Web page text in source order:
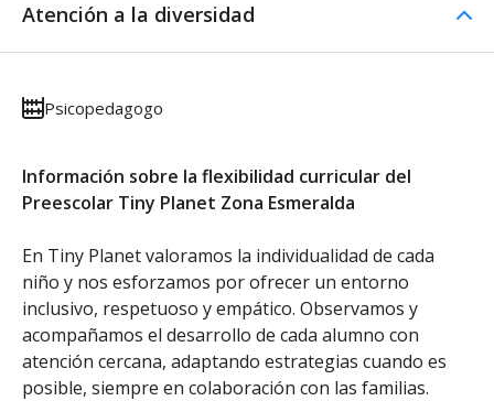
Atención a la diversidad
Psicopedagogo
Información sobre la flexibilidad curricular del
Preescolar Tiny Planet Zona Esmeralda
En Tiny Planet valoramos la individualidad de cada
niño y nos esforzamos por ofrecer un entorno
inclusivo, respetuoso y empático. Observamos y
acompañamos el desarrollo de cada alumno con
atención cercana, adaptando estrategias cuando es
posible, siempre en colaboración con las familias.